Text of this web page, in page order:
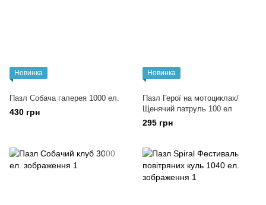
Новинка
Пазл Собача галерея 1000 ел.
430 грн
Новинка
Пазл Герої на мотоциклах/
Щенячий патруль 100 ел
295 грн